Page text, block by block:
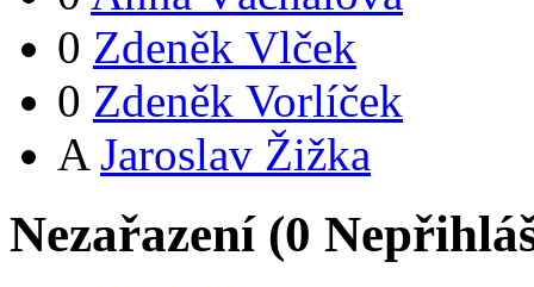
0 Zdeněk Vlček
0 Zdeněk Vorlíček
A Jaroslav Žižka
Nezařazení (0